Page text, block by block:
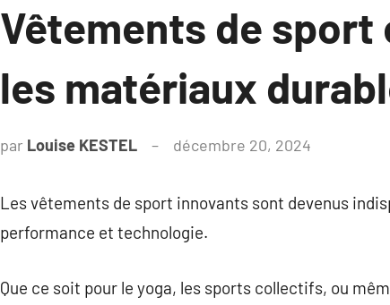
Vêtements de
les matériaux
par Louise KESTEL décembre 20, 2024
Les vêtements de sport innovants sont devenus
performance et technologie.
Que ce soit pour le yoga, les sports collectifs, ou